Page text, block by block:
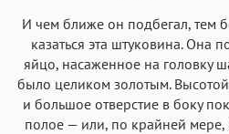
И чем ближе он подбегал, тем
казаться эта штуковина. Она
яйцо, насаженное на головку
было целиком золотым.
и большое отверстие в боку
полое — или, по крайней мере,